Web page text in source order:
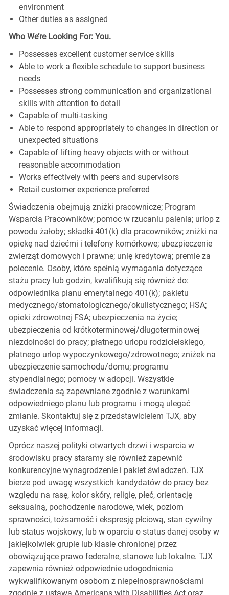
environment
Other duties as assigned
Who We’re Looking For: You.
Possesses excellent customer service skills
Able to work a flexible schedule to support business
needs
Possesses strong communication and organizational
skills with attention to detail
Capable of multi-tasking
Able to respond appropriately to changes in direction or
unexpected situations
Capable of lifting heavy objects with or without
reasonable accommodation
Works effectively with peers and supervisors
Retail customer experience preferred
Świadczenia obejmują zniżki pracownicze; Program
Wsparcia Pracowników; pomoc w rzucaniu palenia; urlop z
powodu żałoby; składki 401(k) dla pracowników; zniżki na
opiekę nad dziećmi i telefony komórkowe; ubezpieczenie
zwierząt domowych i prawne; unię kredytową; premie za
polecenie. Osoby, które spełnią wymagania dotyczące
stażu pracy lub godzin, kwalifikują się również do:
odpowiednika planu emerytalnego 401(k); pakietu
medycznego/stomatologicznego/okulistycznego; HSA;
opieki zdrowotnej FSA; ubezpieczenia na życie;
ubezpieczenia od krótkoterminowej/długoterminowej
niezdolności do pracy; płatnego urlopu rodzicielskiego,
płatnego urlop wypoczynkowego/zdrowotnego; zniżek na
ubezpieczenie samochodu/domu; programu
stypendialnego; pomocy w adopcji. Wszystkie
świadczenia są zapewniane zgodnie z warunkami
odpowiedniego planu lub programu i mogą ulegać
zmianie. Skontaktuj się z przedstawicielem TJX, aby
uzyskać więcej informacji.
Oprócz naszej polityki otwartych drzwi i wsparcia w
środowisku pracy staramy się również zapewnić
konkurencyjne wynagrodzenie i pakiet świadczeń. TJX
bierze pod uwagę wszystkich kandydatów do pracy bez
względu na rasę, kolor skóry, religię, płeć, orientację
seksualną, pochodzenie narodowe, wiek, poziom
sprawności, tożsamość i ekspresję płciową, stan cywilny
lub status wojskowy, lub w oparciu o status danej osoby w
jakiejkolwiek grupie lub klasie chronionej przez
obowiązujące prawo federalne, stanowe lub lokalne. TJX
zapewnia również odpowiednie udogodnienia
wykwalifikowanym osobom z niepełnosprawnościami
zgodnie z ustawą Americans with Disabilities Act oraz